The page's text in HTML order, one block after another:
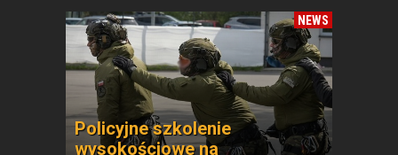
NEWS
Policyjne szkolenie
wysokościowe na